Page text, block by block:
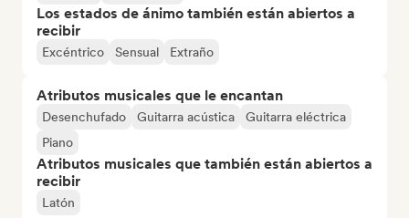
Los estados de ánimo también están abiertos a
recibir
Excéntrico Sensual Extraño
Atributos musicales que le encantan
Desenchufado Guitarra acústica
Guitarra eléctrica
Piano
Atributos musicales que también están abiertos a
recibir
Latón